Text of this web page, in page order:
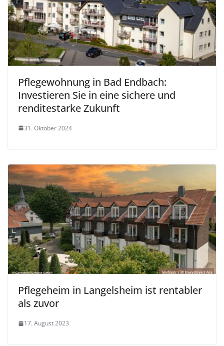
Pflegewohnung in Bad Endbach:
Investieren Sie in eine sichere und
renditestarke Zukunft
31. Oktober 2024
Pflegeheim in Langelsheim ist rentabler
als zuvor
17. August 2023